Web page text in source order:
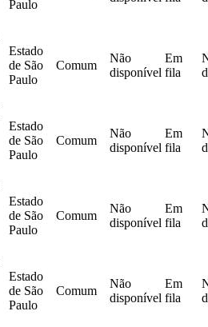
Paulo
Estado
de São
Paulo
Comum
Não
disponível
Em
fila
Estado
de São
Paulo
Comum
Não
disponível
Em
fila
Estado
de São
Paulo
Comum
Não
disponível
Em
fila
Estado
de São
Paulo
Comum
Não
disponível
Em
fila